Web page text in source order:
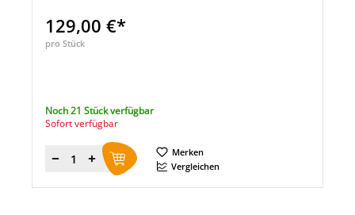
129,00 €*
pro Stück
Noch 21 Stück verfügbar
Sofort verfügbar
Menge
Merken
Vergleichen